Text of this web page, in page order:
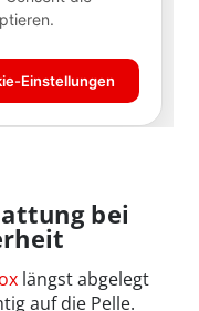
bei
längst abgelegt
auf die Pelle.